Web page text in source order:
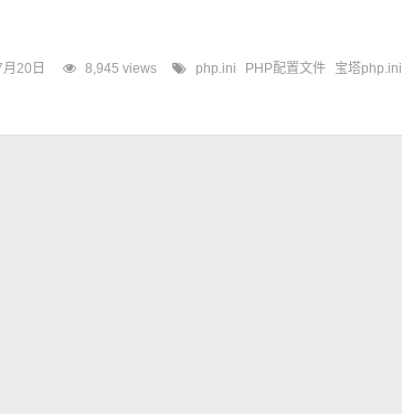
20日 8,945 views php.ini PHP配置文件
宝塔php.ini